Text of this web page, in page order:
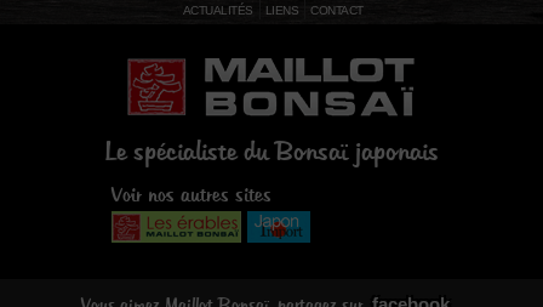
ACTUALITÉS
LIENS CONTACT
Le spécialiste du Bonsaï japonais
Voir nos autres sites